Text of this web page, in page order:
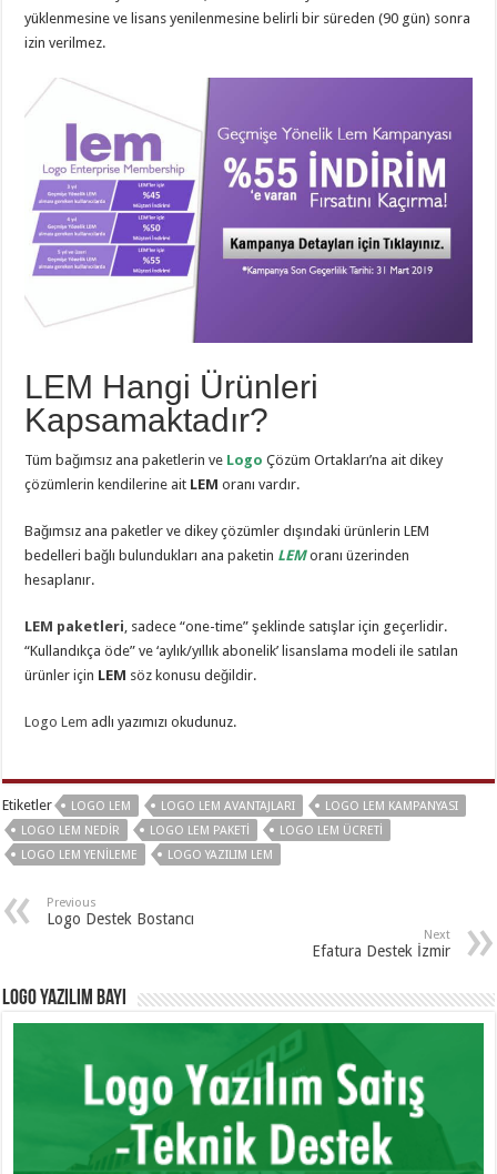
yüklenmesine ve lisans yenilenmesine belirli bir süreden (90 gün) sonra
izin verilmez.
LEM Hangi Ürünleri
Kapsamaktadır?
Tüm bağımsız ana paketlerin ve Logo Çözüm Ortakları’na ait dikey
çözümlerin kendilerine ait LEM oranı vardır.
Bağımsız ana paketler ve dikey çözümler dışındaki ürünlerin LEM
bedelleri bağlı bulundukları ana paketin LEMoranı üzerinden
hesaplanır.
LEM paketleri , sadece “one-time” şeklinde satışlar için geçerlidir.
“Kullandıkça öde” ve ‘aylık/yıllık abonelik’ lisanslama modeli ile satılan
ürünler için LEM söz konusu değildir.
Logo Lem adlı yazımızı okudunuz.
Etiketler LOGO LEM LOGO LEM AVANTAJLARI
LOGO LEM KAMPANYASI
LOGO LEM NEDIR
LOGO LEM PAKETI
LOGO LEM ÜCRETI
LOGO LEM YENILEME
LOGO YAZILIM LEM
Previous
Logo Destek Bostancı
Next
Efatura Destek İzmir
Logo Yazılım Bayi